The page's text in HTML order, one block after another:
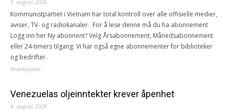
5. august 2026
Kommunistpartiet i Vietnam har total kontroll over alle offisielle medier,
aviser, TV- og radiokanaler. For å lese denne må du ha abonnement
Logg inn her Ny abonnent? Velg Årsabonnement, Månedsabonnement
eller 24-timers tilgang. Vi har også egne abonnementer for biblioteker
og bedrifter.
Redaksjonen
Venezuelas oljeinntekter krever åpenhet
4. august 2026